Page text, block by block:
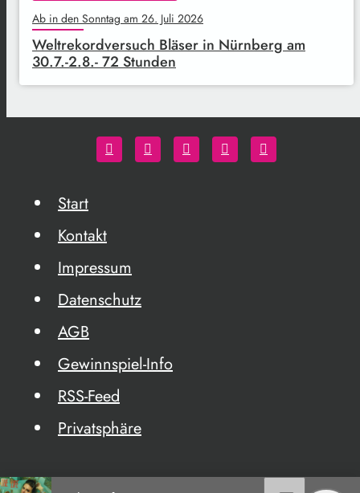
Ab in den Sonntag am 26. Juli 2026
Weltrekordversuch Bläser in Nürnberg am
30.7.-2.8.- 72 Stunden
Start
Kontakt
Impressum
Datenschutz
AGB
Gewinnspiel-Info
RSS-Feed
Privatsphäre